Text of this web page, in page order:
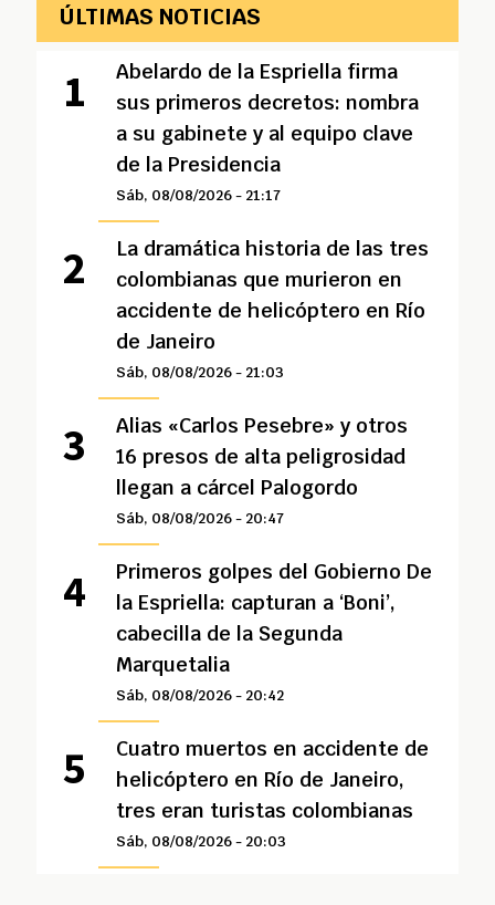
ÚLTIMAS NOTICIAS
Abelardo de la Espriella firma
sus primeros decretos: nombra
a su gabinete y al equipo clave
de la Presidencia
Sáb, 08/08/2026 - 21:17
La dramática historia de las tres
colombianas que murieron en
accidente de helicóptero en Río
de Janeiro
Sáb, 08/08/2026 - 21:03
Alias «Carlos Pesebre» y otros
16 presos de alta peligrosidad
llegan a cárcel Palogordo
Sáb, 08/08/2026 - 20:47
Primeros golpes del Gobierno De
la Espriella: capturan a ‘Boni’,
cabecilla de la Segunda
Marquetalia
Sáb, 08/08/2026 - 20:42
Cuatro muertos en accidente de
helicóptero en Río de Janeiro,
tres eran turistas colombianas
Sáb, 08/08/2026 - 20:03